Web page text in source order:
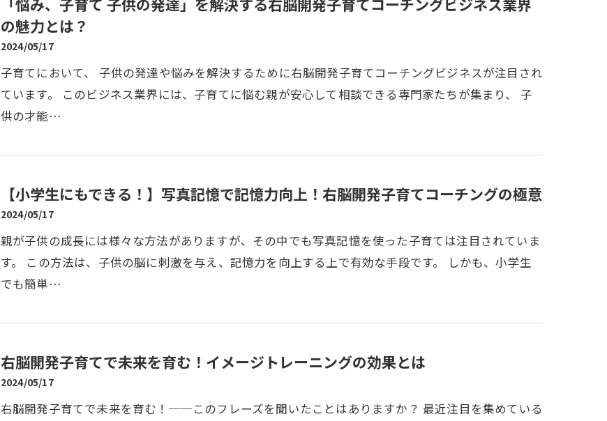
「悩み、子育て 子供の発達」を解決する右脳開発子育てコーチングビジネス業界
の魅力とは？
2024/05/17
子育てにおいて、 子供の発達や悩みを解決するために右脳開発子育てコーチングビジネスが注目され
ています。 このビジネス業界には、子育てに悩む親が安心して相談できる専門家たちが集まり、 子
供の才能…
【小学生にもできる！】写真記憶で記憶力向上！右脳開発子育てコーチングの極意
2024/05/17
親が子供の成長には様々な方法がありますが、その中でも写真記憶を使った子育ては注目されていま
す。 この方法は、子供の脳に刺激を与え、記憶力を向上する上で有効な手段です。 しかも、小学生
でも簡単…
右脳開発子育てで未来を育む！イメージトレーニングの効果とは
2024/05/17
右脳開発子育てで未来を育む！──このフレーズを聞いたことはありますか？ 最近注目を集めている